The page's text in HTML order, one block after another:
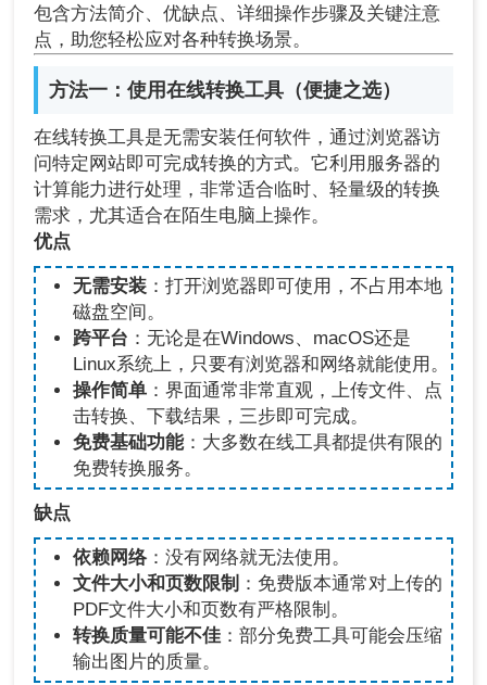
包含方法简介、优缺点、详细操作步骤及关键注意
点，助您轻松应对各种转换场景。
方法一：使用在线转换工具（便捷之选）
在线转换工具是无需安装任何软件，通过浏览器访
问特定网站即可完成转换的方式。它利用服务器的
计算能力进行处理，非常适合临时、轻量级的转换
需求，尤其适合在陌生电脑上操作。
优点
无需安装：打开浏览器即可使用，不占用本地
磁盘空间。
跨平台 ：无论是在Windows、macOS还是
Linux系统上，只要有浏览器和网络就能使用。
操作简单：界面通常非常直观，上传文件、点
击转换、下载结果，三步即可完成。
免费基础功能：大多数在线工具都提供有限的
免费转换服务。
缺点
依赖网络：没有网络就无法使用。
文件大小和页数限制 ：免费版本通常对上传的
PDF文件大小和页数有严格限制。
转换质量可能不佳：部分免费工具可能会压缩
输出图片的质量。